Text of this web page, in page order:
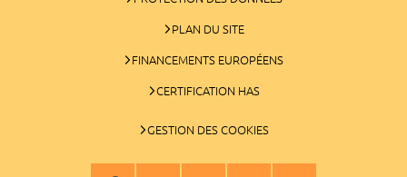
PLAN DU SITE
FINANCEMENTS EUROPÉENS
CERTIFICATION HAS
GESTION DES COOKIES